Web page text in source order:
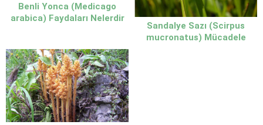
Benli Yonca (Medicago
arabica) Faydaları Nelerdir
Sandalye Sazı (Scirpus
mucronatus) Mücadele